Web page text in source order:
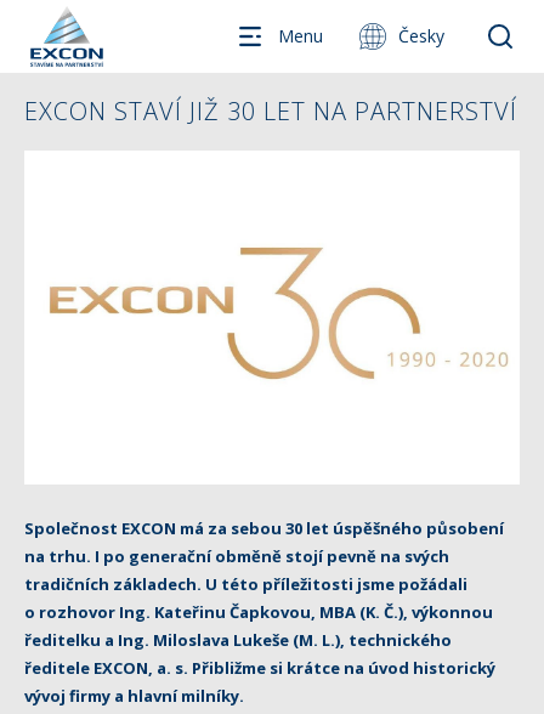
Menu Česky
EXCON STAVÍ JIŽ 30 LET NA PARTNERSTVÍ
Společnost EXCON má za sebou 30 let úspěšného působení
na trhu. I po generační obměně stojí pevně na svých
tradičních základech. U této příležitosti jsme požádali
o rozhovor Ing. Kateřinu Čapkovou, MBA (K. Č.), výkonnou
ředitelku a Ing. Miloslava Lukeše (M. L.), technického
ředitele EXCON, a. s. Přibližme si krátce na úvod historický
vývoj firmy a hlavní milníky.